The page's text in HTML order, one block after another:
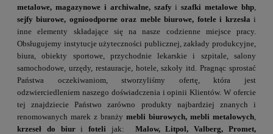
metalowe, magazynowe i archiwalne, szafy iszafki metalowe bhp,
sejfy biurowe, ognioodporne oraz meble biurowe, fotele i krzesła i
inne elementy składające się na nasze codzienne miejsce pracy.
Obsługujemy instytucje użyteczności publicznej, zakłady produkcyjne,
biura, obiekty sportowe, przychodnie lekarskie i szpitale, salony
samochodowe, urzędy, restauracje, hotele, szkoły itd. Pragnąc sprostać
Państwa oczekiwaniom, stworzyliśmy ofertę, która jest
odzwierciedleniem naszego doświadczenia i opinii Klientów. W ofercie
tej znajdziecie Państwo zarówno produkty najbardziej znanych i
renomowanych marek z branży mebli biurowych, mebli metalowych,
krzeseł do biurifoteli jak: Malow, Litpol, Valberg, Promet,